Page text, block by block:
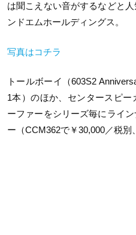
は聞こえない音がするなどと
ンドエムホールディングス。
写真はコチラ
トールボーイ（603S2
1本）のほか、センタースピ
ーファーをシリーズ毎にライ
ー（CCM362で￥30,000／税別